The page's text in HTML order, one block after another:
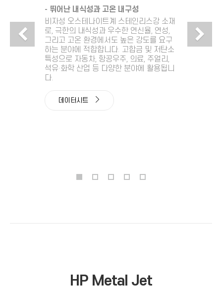
- 뛰어난 내식성과 고온 내구성
비자성 오스테나이트계 스테인리스강 소재
로, 극한의 내식성과 우수한 연신율, 연성,
그리고 고온 환경에서도 높은 강도를 요구
하는 분야에 적합합니다. 고합금 및 저탄소
특성으로 자동차, 항공우주, 의료, 주얼리,
석유·화학 산업 등 다양한 분야에 활용됩니
다.
데이터시트
Previous
HP Metal Jet